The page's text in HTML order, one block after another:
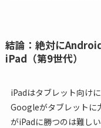
結論：絶対に
iPad（第9世代）
iPadはタブレット向け
Googleがタブレットに
がiPadに勝つのは難しい